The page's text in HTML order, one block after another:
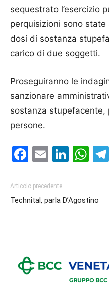
sequestrato l’esercizio
perquisizioni sono
dosi di sostanza
carico di due soggetti.
Proseguiranno le
sanzionare
sostanza
persone.
Facebook
Email
Articolo precedente
Technital, parla D’Agostino